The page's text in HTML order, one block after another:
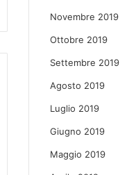
Novembre 2019
Ottobre 2019
Settembre 2019
Agosto 2019
Luglio 2019
Giugno 2019
Maggio 2019